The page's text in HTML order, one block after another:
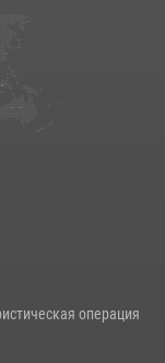
по обобщению
операция